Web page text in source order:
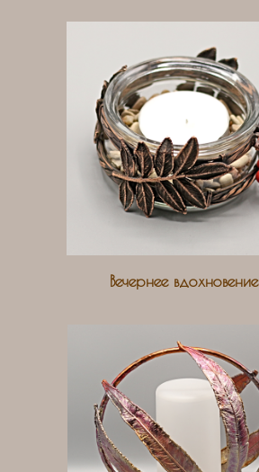
Вечернее вдохновение